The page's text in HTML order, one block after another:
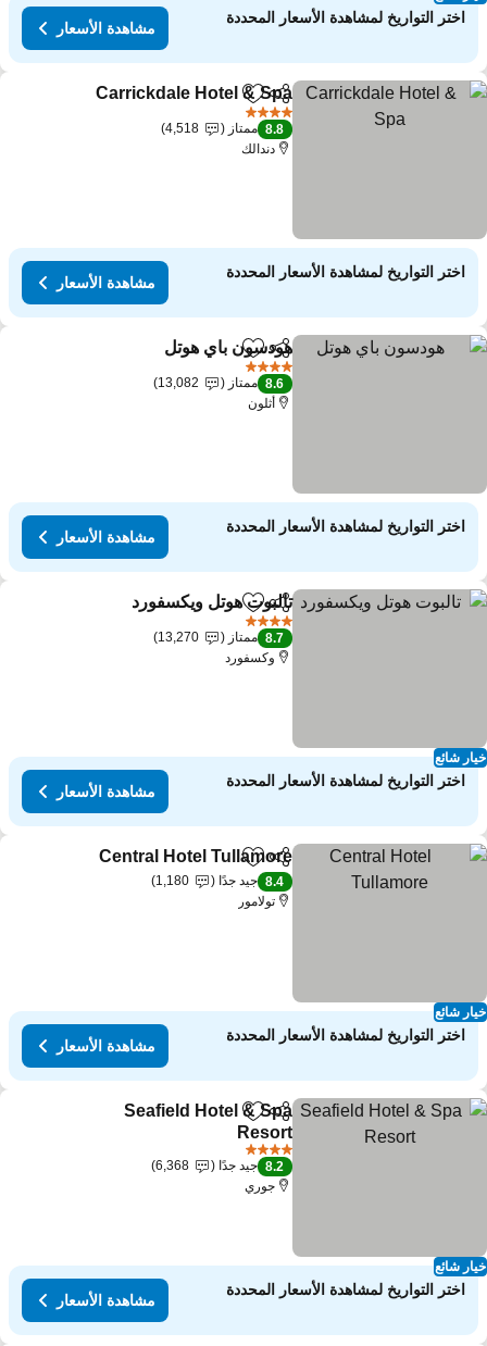
اختر التواريخ لمشاهدة الأسعار المحددة
مشاهدة الأسعار
مشاركةAdd to favorites
Carrickdale Hotel & Spa
8.8 ممتاز
4,518
دندالك
اختر التواريخ لمشاهدة الأسعار المحددة
مشاهدة الأسعار
مشاركةAdd to favorites
هودسون باي هوتل
8.6 ممتاز
13,082
أثلون
اختر التواريخ لمشاهدة الأسعار المحددة
مشاهدة الأسعار
شائع
مشاركةAdd to favorites
تالبوت هوتل ويكسفورد
8.7 ممتاز
13,270
وكسفورد
اختر التواريخ لمشاهدة الأسعار المحددة
مشاهدة الأسعار
شائع
مشاركةAdd to favorites
Central Hotel Tullamore
8.4 جيد جدًا
1,180
تولامور
اختر التواريخ لمشاهدة الأسعار المحددة
مشاهدة الأسعار
شائع
مشاركةAdd to favorites
Seafield Hotel & Spa
Resort
مشاهدة الأسعار
8.2 جيد جدًا
6,368
جوري
اختر التواريخ لمشاهدة الأسعار المحددة
مشاهدة الأسعار